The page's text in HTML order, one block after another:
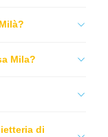
Mila?
di